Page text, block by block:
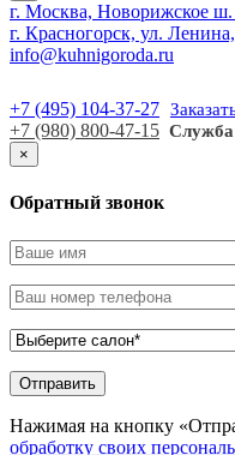
г. Москва, Новорижское
г. Красногорск, ул.
info@kuhnigoroda.ru
+7 (495) 104-37-27
+7 (980) 800-47-15 Служба
×
Обратный звонок
Нажимая на кнопку
обработку своих